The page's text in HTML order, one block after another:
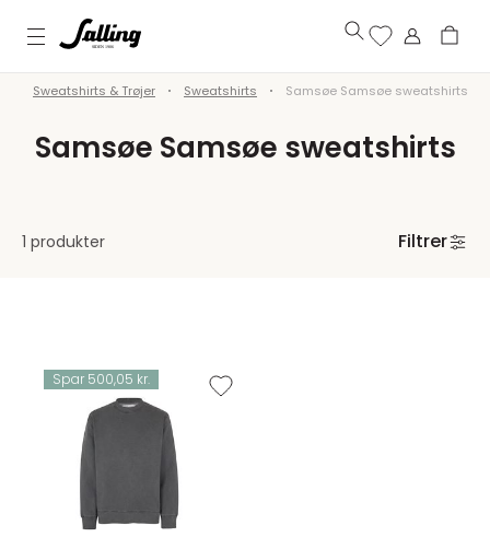
Sweatshirts & Trøjer Sweatshirts Samsøe Samsøe sweatshirts
Samsøe Samsøe sweatshirts
1 produkter Filtrer
Spar 500,05 kr.